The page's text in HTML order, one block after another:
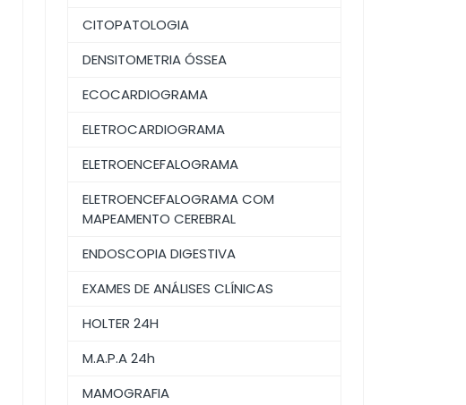
CITOPATOLOGIA
DENSITOMETRIA ÓSSEA
ECOCARDIOGRAMA
ELETROCARDIOGRAMA
ELETROENCEFALOGRAMA
ELETROENCEFALOGRAMA COM
MAPEAMENTO CEREBRAL
ENDOSCOPIA DIGESTIVA
EXAMES DE ANÁLISES CLÍNICAS
HOLTER 24H
M.A.P.A 24h
MAMOGRAFIA